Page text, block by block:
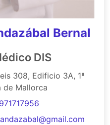
Bernal
DIS
308, Edificio 3A, 1ª
de Mallorca
971717956